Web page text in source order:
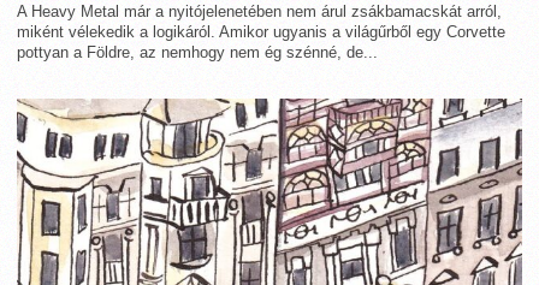
A Heavy Metal már a nyitójelenetében nem árul zsákbamacskát arról,
miként vélekedik a logikáról. Amikor ugyanis a világűrből egy Corvette
pottyan a Földre, az nemhogy nem ég szénné, de...